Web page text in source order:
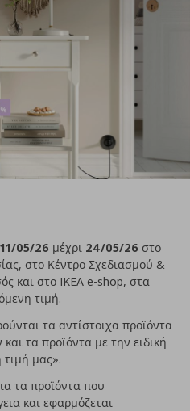
11/05/26 μέχρι 24/05/26 στο
στο Κέντρο Σχεδιασμού &
και στο IKEA e-shop, στα
τιμή.
τα αντίστοιχα προϊόντα
τα προϊόντα με την ειδική
μας».
τα προϊόντα που
και εφαρμόζεται